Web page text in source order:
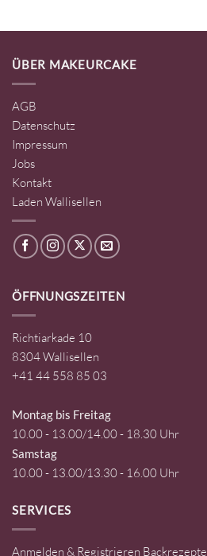
ÜBER MAKEURCAKE
AGB
Datenschutz
Impressum
Jobs
Kontakt
Laden Wallisellen
ÖFFNUNGSZEITEN
Richtiarkade 10
8304 Wallisellen
+41 44 558 85 03
Montag bis Freitag
10.00 - 13.00/14.00 - 18.30 Uhr
Samstag
10.00 - 13.00/13.30 - 16.00 Uhr
SERVICES
Anmelden & Registrieren Backrezepte